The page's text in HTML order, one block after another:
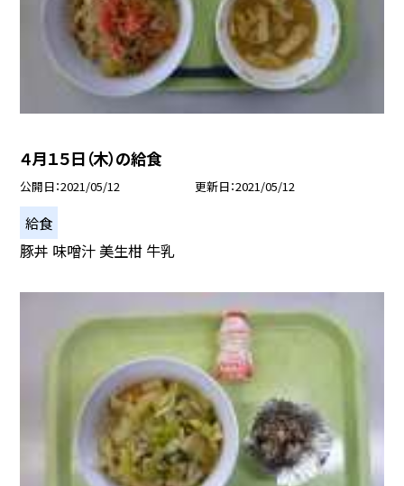
４月１５日（木）の給食
公開日 2021/05/12 更新日 2021/05/12
給食
豚丼 味噌汁 美生柑 牛乳